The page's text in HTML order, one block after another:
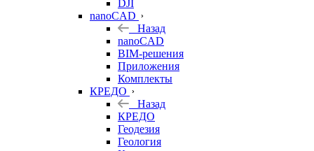
DJI
nanoCAD
Назад
nanoCAD
BIM-решения
Приложения
Комплекты
КРЕДО
Назад
КРЕДО
Геодезия
Геология